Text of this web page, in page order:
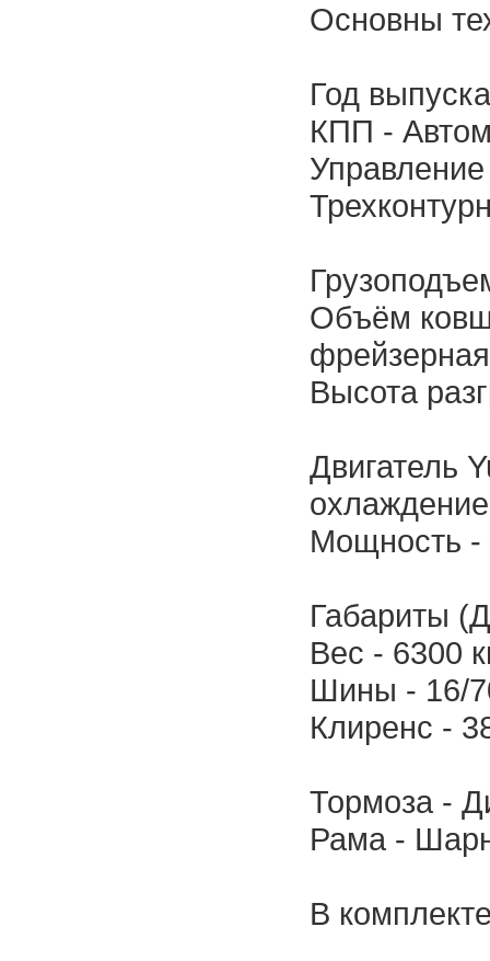
Основны
Год
КПП -
Объём
Высота
Двигатель
Мощность -
Габариты
Вес - 6300
Шины - 16/
Клиренс -
Тормоза -
Рама -
В